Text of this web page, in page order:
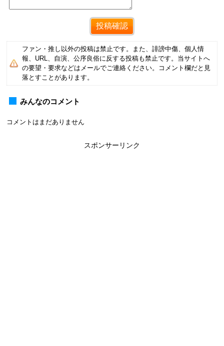
ファン・推し以外の投稿は禁止です。また、誹謗中傷、個人情
報、URL、自演、公序良俗に反する投稿も禁止です。当サイトへ
の要望・要求などはメールでご連絡ください。コメント欄だと見
落とすことがあります。
みんなのコメント
コメントはまだありません
スポンサーリンク